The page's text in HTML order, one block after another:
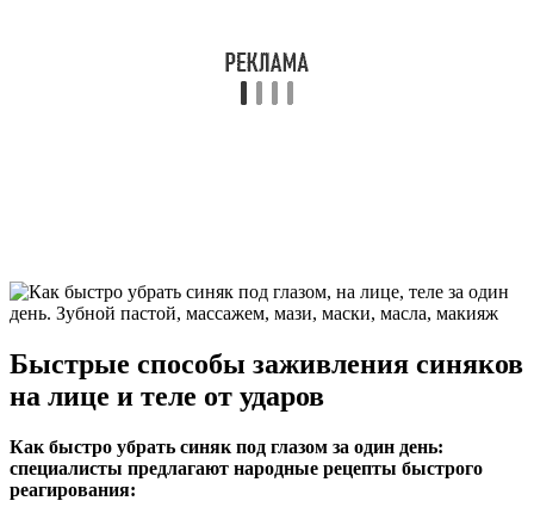
Быстрые способы заживления синяков
на лице и теле от ударов
Как быстро убрать синяк под глазом за один день:
специалисты предлагают народные рецепты быстрого
реагирования: